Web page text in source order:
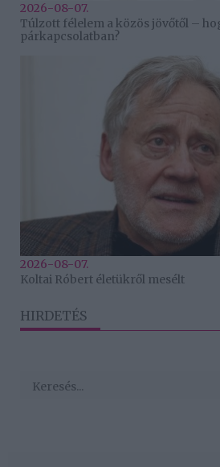
2026-08-07.
Túlzott félelem a közös jövőtől –
párkapcsolatban?
2026-08-07.
Koltai Róbert életükről mesélt
HIRDETÉS